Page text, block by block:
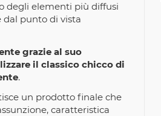
degli elementi più diffusi
dal punto di vista
grazie al suo
il classico chicco di
.
un prodotto finale che
caratteristica